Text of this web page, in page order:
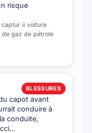
risque
ii voiture
de gaz de pétrole
BLESSURES
capot avant
conduire à
conduite,